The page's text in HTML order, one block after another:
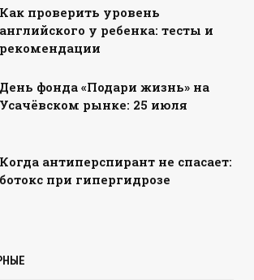
Как проверить уровень
английского у ребенка: тесты и
рекомендации
День фонда «Подари жизнь» на
Усачёвском рынке: 25 июля
Когда антиперспирант не спасает:
ботокс при гипергидрозе